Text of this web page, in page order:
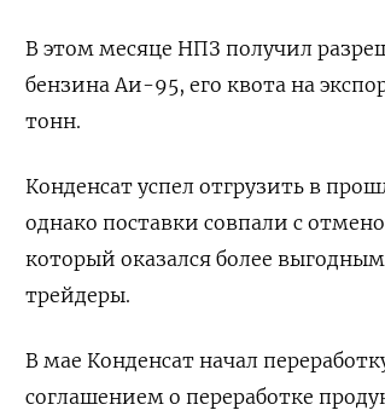
В этом месяце НПЗ получил
бензина Аи-95, его квота на
тонн.
Конденсат успел отгрузить в
однако поставки совпали с
который оказался более
трейдеры.
В мае Конденсат начал
соглашением о переработке